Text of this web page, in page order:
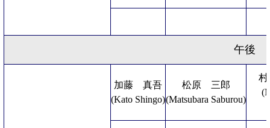
午後
加藤 真吾
(Kato Shingo)
松原 三郎
(Matsubara Saburou)